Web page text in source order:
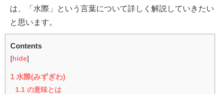
は、「水際」という言葉について詳しく解説していきたい
と思います。
Contents
[ hide]
1 水際(みずぎわ)
1.1 の意味とは